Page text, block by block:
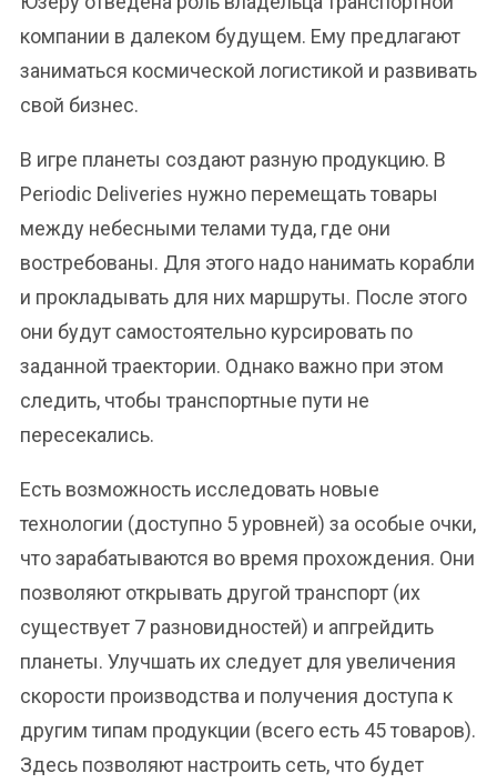
компании в далеком будущем. Ему предлагают
заниматься космической логистикой и развивать
свой бизнес.
В игре планеты создают разную продукцию. В
Periodic Deliveries нужно перемещать товары
между небесными телами туда, где они
востребованы. Для этого надо нанимать корабли
и прокладывать для них маршруты. После этого
они будут самостоятельно курсировать по
заданной траектории. Однако важно при этом
следить, чтобы транспортные пути не
пересекались.
Есть возможность исследовать новые
технологии (доступно 5 уровней) за особые очки,
что зарабатываются во время прохождения. Они
позволяют открывать другой транспорт (их
существует 7 разновидностей) и апгрейдить
планеты. Улучшать их следует для увеличения
скорости производства и получения доступа к
другим типам продукции (всего есть 45 товаров).
Здесь позволяют настроить сеть, что будет